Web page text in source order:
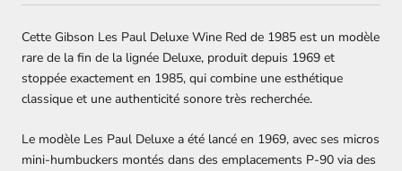
Cette Gibson Les Paul Deluxe Wine Red de 1985 est un modèle
rare de la fin de la lignée Deluxe, produit depuis 1969 et
stoppée exactement en 1985, qui combine une esthétique
classique et une authenticité sonore très recherchée.
Le modèle Les Paul Deluxe a été lancé en 1969, avec ses micros
mini-humbuckers montés dans des emplacements P-90 via des